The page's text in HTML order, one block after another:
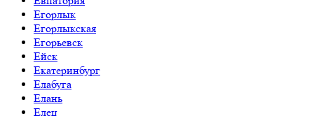
Егорлык
Егорлыкская
Егорьевск
Ейск
Екатеринбург
Елабуга
Елань
Елец